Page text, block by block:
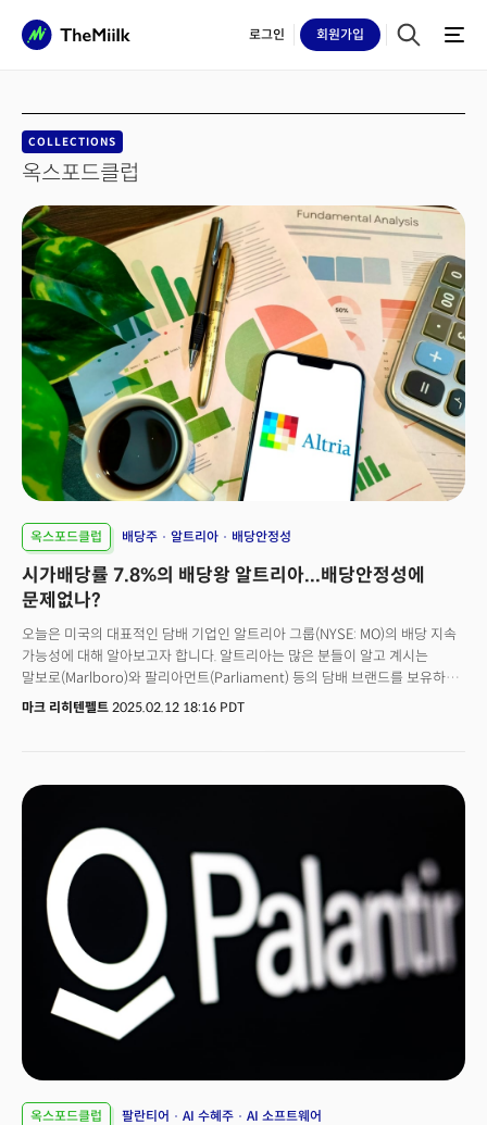
로그인 회원가입
COLLECTIONS
옥스포드클럽
옥스포드클럽 배당주 알트리아 배당안정성
시가배당률 7.8%의 배당왕 알트리아...배당안정성에
문제없나?
오늘은 미국의 대표적인 담배 기업인 알트리아 그룹(NYSE: MO)의 배당 지속
가능성에 대해 알아보고자 합니다. 알트리아는 많은 분들이 알고 계시는
말보로(Marlboro)와 팔리아먼트(Parliament) 등의 담배 브랜드를 보유하고
있는 세계 최대의 담배 기업입니다.최근에는&nbsp;씹는 담배 브랜드인
전통적인 담배 제품에서 창출하고 있습니다.&nbsp;하지만 최근 알트리아는
장기적인 담배 소비 감소 트렌드의 영향을 받으며 실적 부진에 시달리고
있습니다. 2024년 알트리아의 총매출은 240억 달러로 전년 대비 1.9%
감소하였으며 담배 사업 매출은 210억 달러로 2.5%가
줄어들었습니다.&nbsp;그럼에도 알트리아는 여전히 S&P500 기업 중 최고
수준의 배당 수익률을 기록하고 있습니다. 현재 주당 배당금은 1.02달러로
배당 수익률은 7.8%에 달합니다. 기존의 배당 수익률 1위였던 월그린이
배당을 중단하면서 이제 알트리아가 시가배당률이 가장 높은 배당왕
(Dividend King) 기업으로 자리를 잡았습니다.&nbsp;문제는 알트리아의
배당이 계속 유지될 수 있는지 여부입니다.&nbsp;
마크 리히텐펠트 2025.02.12 18:16 PDT
옥스포드클럽 팔란티어 AI 수혜주 AI 소프트웨어